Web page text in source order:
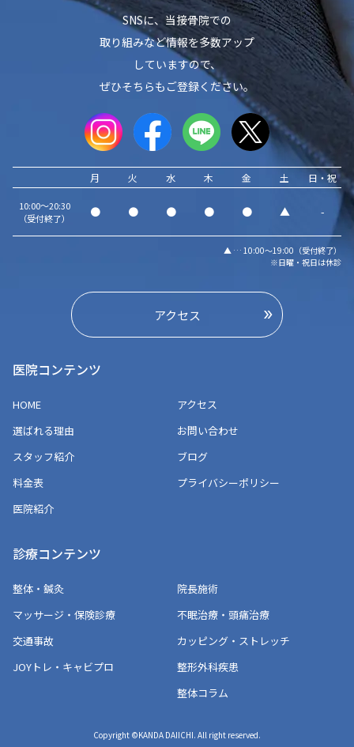
SNSに、当接骨院での
取り組みなど情報を多数アップ
していますので、
ぜひそちらもご登録ください。
月 火 水 木 金 土 日・祝
10:00～20:30
（受付終了）
● ● ● ● ● ▲ -
▲ … 10:00～19:00（受付終了）
※日曜・祝日は休診
アクセス
医院コンテンツ
HOME
選ばれる理由
スタッフ紹介
料金表
医院紹介
アクセス
お問い合わせ
ブログ
プライバシーポリシー
診療コンテンツ
整体・鍼灸
マッサージ・保険診療
交通事故
JOYトレ・キャビプロ
院長施術
不眠治療・頭痛治療
カッピング・ストレッチ
整形外科疾患
整体コラム
Copyright ©KANDA DAIICHI. All right reserved.